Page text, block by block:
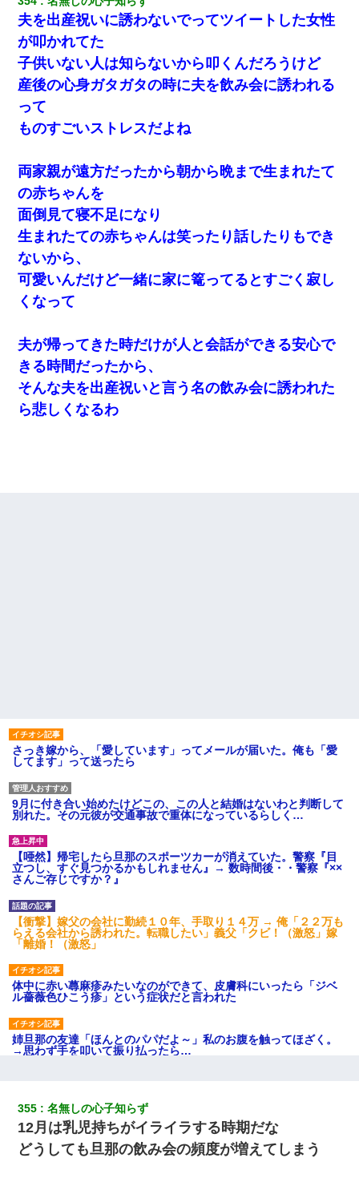
夫を出産祝いに誘わないでってツイートした女性
が叩かれてた
子供いない人は知らないから叩くんだろうけど
産後の心身ガタガタの時に夫を飲み会に誘われる
って
ものすごいストレスだよね
両家親が遠方だったから朝から晩まで生まれたて
の赤ちゃんを
面倒見て寝不足になり
生まれたての赤ちゃんは笑ったり話したりもでき
ないから、
可愛いんだけど一緒に家に篭ってるとすごく寂し
くなって
夫が帰ってきた時だけが人と会話ができる安心で
きる時間だったから、
そんな夫を出産祝いと言う名の飲み会に誘われた
ら悲しくなるわ
さっき嫁から、「愛しています」ってメールが届いた。俺も「愛
してます」って送ったら
9月に付き合い始めたけどこの、この人と結婚はないわと判断して
別れた。その元彼が交通事故で重体になっているらしく…
【唖然】帰宅したら旦那のスポーツカーが消えていた。警察『目
立つし、すぐ見つかるかもしれません』→ 数時間後・・警察『××
さんご存じですか？』
【衝撃】嫁父の会社に勤続１０年、手取り１４万 → 俺「２２万も
らえる会社から誘われた。転職したい」義父「クビ！（激怒」嫁
「離婚！（激怒」
体中に赤い蕁麻疹みたいなのができて、皮膚科にいったら「ジベ
ル薔薇色ひこう疹」という症状だと言われた
姉旦那の友達「ほんとのパパだよ～」私のお腹を触ってほざく。
→思わず手を叩いて振り払ったら…
義弟より娘たちが大事」旦那「娘たちが成人したら別れよう」私
（は？）
わい(42)渋谷の夜のサービスで19の女の子にゴックンさせた結果
355 名無しの心子知らず
12月は乳児持ちがイライラする時期だな
どうしても旦那の飲み会の頻度が増えてしまう